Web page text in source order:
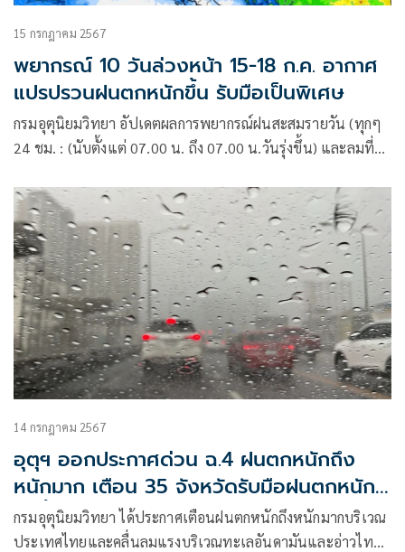
15 กรกฎาคม 2567
พยากรณ์ 10 วันล่วงหน้า 15-18 ก.ค. อากาศ
แปรปรวนฝนตกหนักขึ้น รับมือเป็นพิเศษ
กรมอุตุนิยมวิทยา อัปเดตผลการพยากรณ์ฝนสะสมรายวัน (ทุกๆ
24 ชม. : (นับตั้งแต่ 07.00 น. ถึง 07.00 น.วันรุ่งขึ้น) และลมที่
14 กรกฎาคม 2567
อุตุฯ ออกประกาศด่วน ฉ.4 ฝนตกหนักถึง
หนักมาก เตือน 35 จังหวัดรับมือฝนตกหนัก
วันนี้
กรมอุตุนิยมวิทยา ได้ประกาศเตือนฝนตกหนักถึงหนักมากบริเวณ
ประเทศไทยและคลื่นลมแรงบริเวณทะเลอันดามันและอ่าวไทย